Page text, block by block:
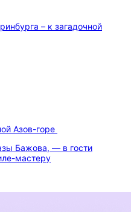
Азов-горе
Бажова, — в гости
мастеру